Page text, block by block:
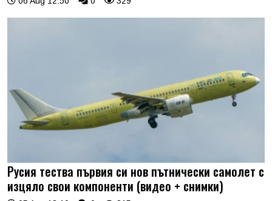
Русия тества първия си нов пътнически самолет с
изцяло свои компоненти (видео + снимки)